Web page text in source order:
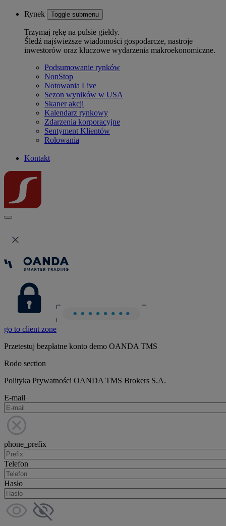
Rynek Toggle submenu
Trzymaj rękę na pulsie giełdy.
Śledź najświeższe wiadomości gospodarcze, nastroje
inwestorów oraz kluczowe wydarzenia makroekonomiczne.
Podsumowanie rynków
NonStop
Notowania Live
Sezon wyników w USA
Skaner akcji
Kalendarz rynkowy
Zdarzenia korporacyjne
Sentyment Klientów
Rolowania
Kontakt
go to client zone
Przetestuj bezpłatne konto demo OANDA TMS
Rodo section
Polityka Prywatności OANDA TMS Brokers S.A.
E-mail
phone_prefix
Telefon
Hasło